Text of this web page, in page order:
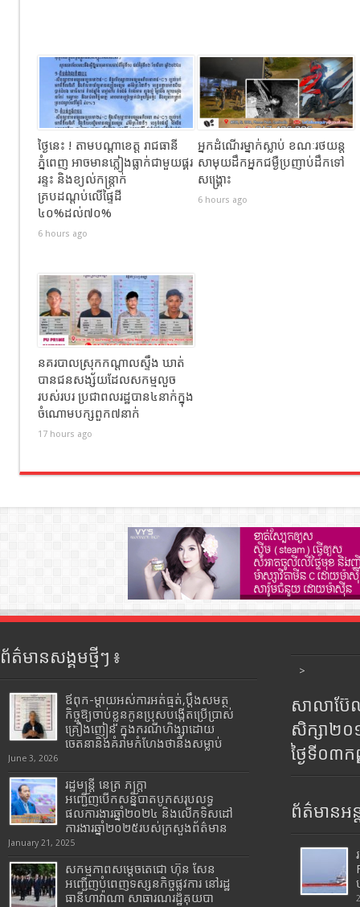
ថ្ងៃនេះ ! តាមបណ្តាខេត្ត រាជធានី
ភ្នំពេញ អាចមានភ្លៀងធ្លាក់ជាមួយផ្គរ
រន្ទះ និងខ្យល់កន្ត្រាក់
គ្របដណ្តប់លើផ្ទៃដី
៤០%ដល់៧០%
6 hours ago
អ្នកដំណេីរម្នាក់ស្លាប់​ ខណៈ​រថយន្ត
សាមុយដឹកអ្នកជម្ងឺប្រញាប់ដឹកទៅ
សង្គ្រោះ
6 hours ago
នគរបាលស្រុកកណ្ដាលស្ទឹង ឃាត់
បានជនសង្ស័យដែលសកម្មលួច
របស់របរ ប្រជាពលរដ្ឋបាន៤នាក់ក្នុង
ចំណោមបក្សពួក៧នាក់
17 hours ago
ព័ត៌មានសង្គមថ្មីៗ ៖
ឪពុក-ម្ដាយអស់ការអត់ធ្មត់,ប្ដឹងសមត្ថ
កិច្ចឱ្យចាប់ខ្លួនកូនប្រុសបង្កើតប្រើប្រាស់
គ្រឿងញៀន ក្នុងករណីហិង្សាដោយ
ចេតនានិងគំរាមកំហែងថានឹងសម្លាប់
June 3, 2026
រដ្ឋមន្រ្តី​ នេត្រ​ ភក្ត្រា​
អញ្ជើញបើកសន្និបាតបូកសរុបលទ្ធ
ផលការងារឆ្នាំ២០២៤ និងលើកទិសដៅ
ការងារឆ្នាំ២០២៥របស់​ក្រសួង​ព័ត៌មាន​
January 21, 2025
សកម្មភាពសម្តេចតេជោ ហ៊ុន សែន
អញ្ជើញបំពេញទស្សនកិច្ចផ្លូវការ នៅរដ្ឋ
ធានីហាវ៉ាណា សាធារណរដ្ឋគុយបា
>
សាលាប៊ែ
សិក្សា២
ថ្ងៃទី០៣
ព័ត៌មានអន្